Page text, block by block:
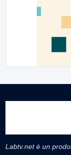
Labtv.net è un